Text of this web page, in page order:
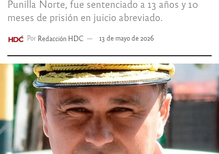
Punilla Norte, fue sentenciado a 13 años y 10
meses de prisión en juicio abreviado.
Por Redacción HDC 13 de mayo de 2026